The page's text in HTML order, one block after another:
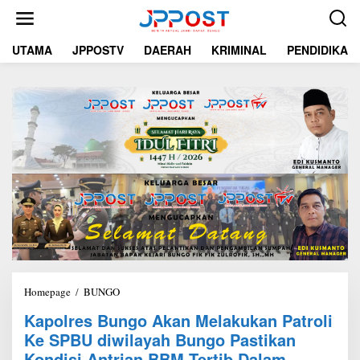
t
UTAMA JPPOSTV DAERAH KRIMINAL PENDIDIKAN
Homepage / BUNGO
p
o
l
Kapolres Bungo Akan Melakukan Patroli
Ke SPBU diwilayah Bungo Pastikan